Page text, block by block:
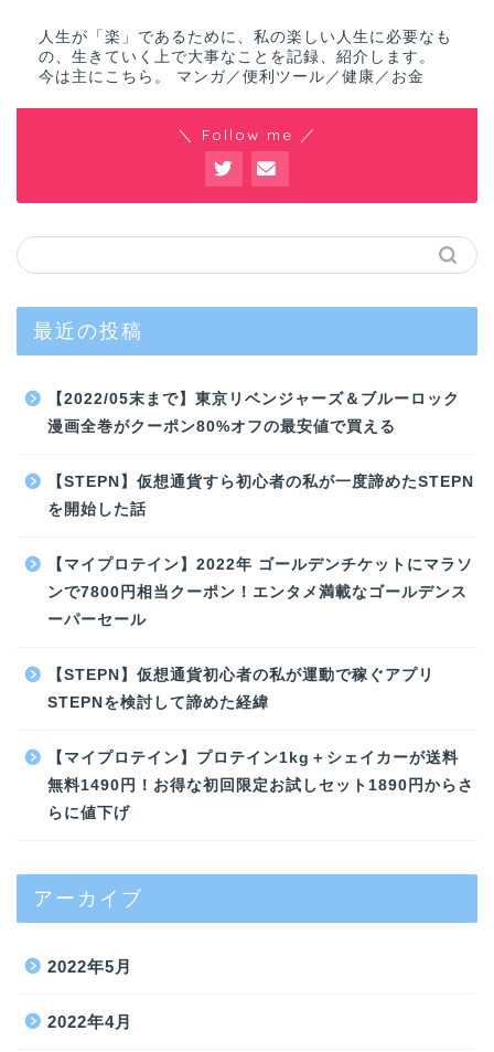
人生が「楽」であるために、私の楽しい人生に必要なも
の、生きていく上で大事なことを記録、紹介します。
今は主にこちら。 マンガ／便利ツール／健康／お金
＼ Follow me ／
最近の投稿
【2022/05末まで】東京リベンジャーズ＆ブルーロック
漫画全巻がクーポン80%オフの最安値で買える
【STEPN】仮想通貨すら初心者の私が一度諦めたSTEPN
を開始した話
【マイプロテイン】2022年 ゴールデンチケットにマラソ
ンで7800円相当クーポン！エンタメ満載なゴールデンス
ーパーセール
【STEPN】仮想通貨初心者の私が運動で稼ぐアプリ
STEPNを検討して諦めた経緯
【マイプロテイン】プロテイン1kg＋シェイカーが送料
無料1490円！お得な初回限定お試しセット1890円からさ
らに値下げ
アーカイブ
2022年5月
2022年4月